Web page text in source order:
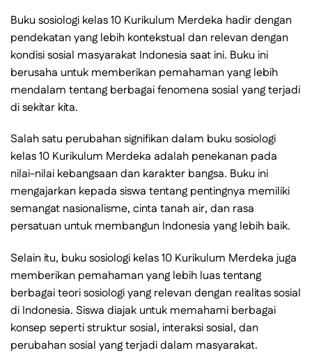
Buku sosiologi kelas 10 Kurikulum Merdeka hadir dengan
pendekatan yang lebih kontekstual dan relevan dengan
kondisi sosial masyarakat Indonesia saat ini. Buku ini
berusaha untuk memberikan pemahaman yang lebih
mendalam tentang berbagai fenomena sosial yang terjadi
di sekitar kita.
Salah satu perubahan signifikan dalam buku sosiologi
kelas 10 Kurikulum Merdeka adalah penekanan pada
nilai-nilai kebangsaan dan karakter bangsa. Buku ini
mengajarkan kepada siswa tentang pentingnya memiliki
semangat nasionalisme, cinta tanah air, dan rasa
persatuan untuk membangun Indonesia yang lebih baik.
Selain itu, buku sosiologi kelas 10 Kurikulum Merdeka juga
memberikan pemahaman yang lebih luas tentang
berbagai teori sosiologi yang relevan dengan realitas sosial
di Indonesia. Siswa diajak untuk memahami berbagai
konsep seperti struktur sosial, interaksi sosial, dan
perubahan sosial yang terjadi dalam masyarakat.